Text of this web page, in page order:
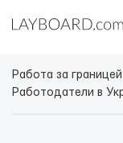
Работа за границей
Работодатели в